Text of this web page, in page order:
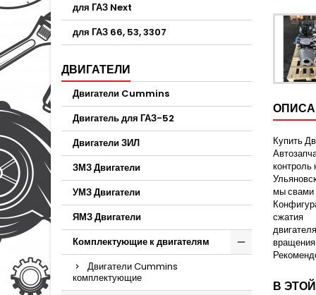
для ГАЗ Next
для ГАЗ 66, 53, 3307
ДВИГАТЕЛИ
Двигатели Cummins
Двигатель для ГАЗ-52
Двигатели ЗИЛ
ЗМЗ Двигатели
УМЗ Двигатели
ЯМЗ Двигатели
Комплектующие к двигателям
Двигатели Cummins
комплектующие
Купить
контроль
мы свами
сжатия
В